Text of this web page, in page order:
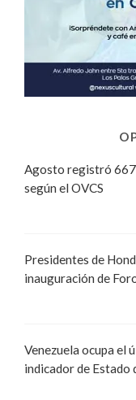
Agosto registró 667
según el OVCS
Presidentes de
inauguración de
Venezuela ocupa el
indicador de Estado